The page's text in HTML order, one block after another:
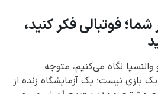
فوتبالی فکر کنید،
والنسیا نگاه می‌کنیم، متوجه
بازی نیست؛ یک آزمایشگاه زنده از